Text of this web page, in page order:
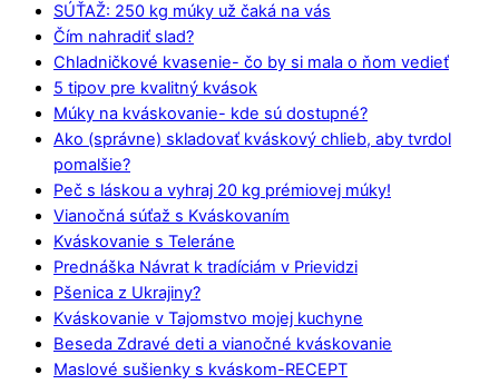
SÚŤAŽ: 250 kg múky už čaká na vás
Čím nahradiť slad?
Chladničkové kvasenie- čo by si mala o ňom vedieť
5 tipov pre kvalitný kvások
Múky na kváskovanie- kde sú dostupné?
Ako (správne) skladovať kváskový chlieb, aby tvrdol
pomalšie?
Peč s láskou a vyhraj 20 kg prémiovej múky!
Vianočná súťaž s Kváskovaním
Kváskovanie s Teleráne
Prednáška Návrat k tradíciám v Prievidzi
Pšenica z Ukrajiny?
Kváskovanie v Tajomstvo mojej kuchyne
Beseda Zdravé deti a vianočné kváskovanie
Maslové sušienky s kváskom-RECEPT